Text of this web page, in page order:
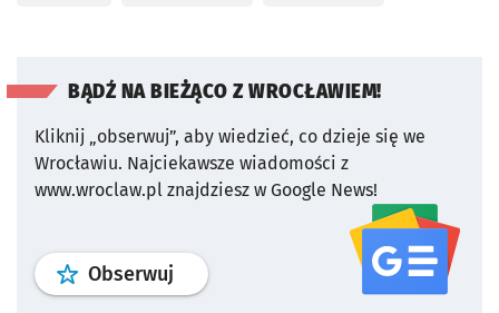
BĄDŹ NA BIEŻĄCO Z WROCŁAWIEM!
Kliknij „obserwuj”, aby wiedzieć, co dzieje się we
Wrocławiu. Najciekawsze wiadomości z
www.wroclaw.pl znajdziesz w Google News!
Obserwuj profil serwisu